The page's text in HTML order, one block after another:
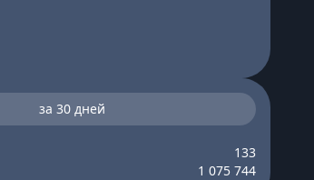
за 30 дней
133
1 075 744